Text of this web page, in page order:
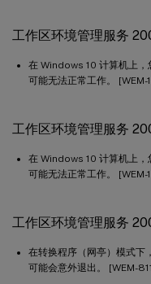
工作区环境管理服务
在 Windows 10 计算机上，
可能无法正常工作。 [WEM-
工作区环境管理服务
在 Windows 10 计算机上，
可能无法正常工作。 [WEM-
工作区环境管理服务
在转换程序（网亭）模式下
可能会意外退出。 [WEM-